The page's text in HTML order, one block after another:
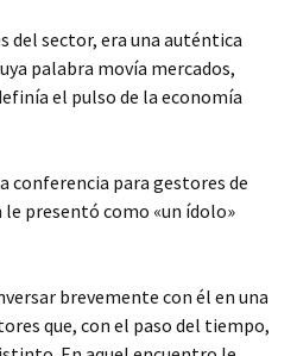
del sector, era una auténtica
palabra movía mercados,
el pulso de la economía
conferencia para gestores de
presentó como «un ídolo»
brevemente con él en una
que, con el paso del tiempo,